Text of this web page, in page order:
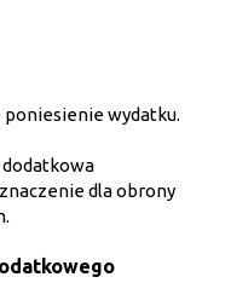
poniesienie wydatku.
dodatkowa
dla obrony